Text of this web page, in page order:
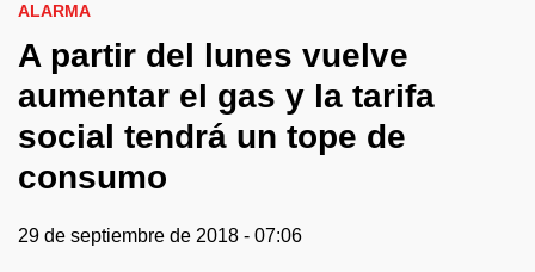
ALARMA
A partir del lunes vuelve
aumentar el gas y la tarifa
social tendrá un tope de
consumo
29 de septiembre de 2018 - 07:06